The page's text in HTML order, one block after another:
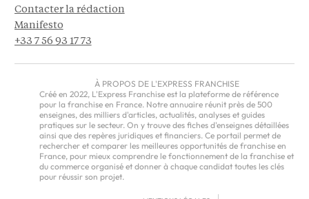
Contacter la rédaction
Manifesto
+33 7 56 93 17 73
À PROPOS DE L'EXPRESS FRANCHISE
Créé en 2022, L'Express Franchise est la plateforme de référence
pour la franchise en France. Notre annuaire réunit près de 500
enseignes, des milliers d'articles, actualités, analyses et guides
pratiques sur le secteur. On y trouve des fiches d'enseignes détaillées
ainsi que des repères juridiques et financiers. Ce portail permet de
rechercher et comparer les meilleures opportunités de franchise en
France, pour mieux comprendre le fonctionnement de la franchise et
du commerce organisé et donner à chaque candidat toutes les clés
pour réussir son projet.